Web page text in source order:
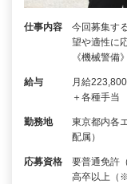
仕事内容
今回募集す
望や適性に
《機械警
給与
月給
＋各種手
勤務地
東京都内各
配属）
応募資格
要普通免許
高卒以上（